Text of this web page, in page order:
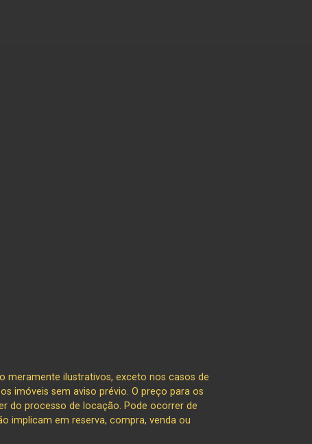
meramente ilustrativos, exceto nos casos de
imóveis sem aviso prévio. O preço para os
do processo de locação. Pode ocorrer de
implicam em reserva, compra, venda ou